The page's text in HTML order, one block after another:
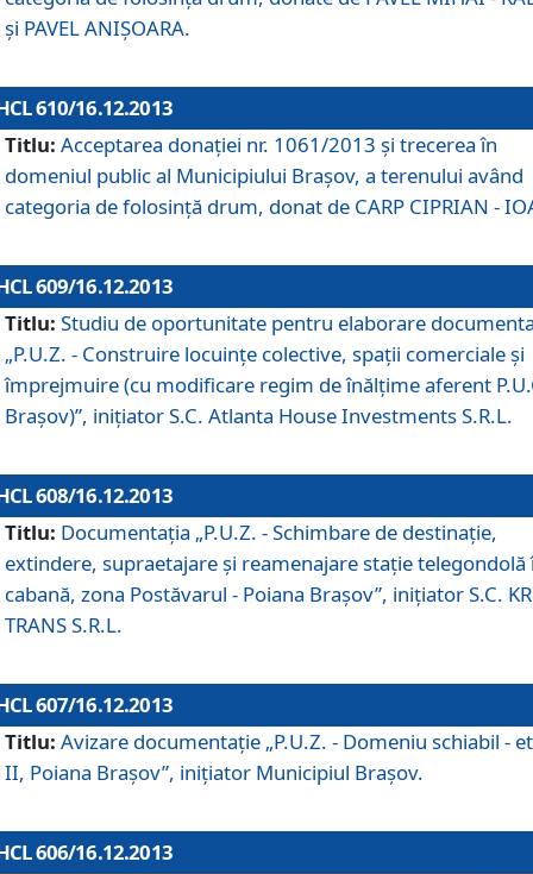
şi PAVEL ANIŞOARA.
610/16.12.2013
Titlu: Acceptarea donaţiei nr. 1061/2013 şi trecerea în
domeniul public al Municipiului Braşov, a terenului având
categoria de folosinţă drum, donat de CARP CIPRIAN -
609/16.12.2013
Titlu: Studiu de oportunitate pentru elaborare
„P.U.Z. - Construire locuinţe colective, spaţii comerciale şi
împrejmuire (cu modificare regim de înălţime aferent
Braşov)”, iniţiator S.C. Atlanta House Investments S.R.L.
608/16.12.2013
Titlu: Documentaţia „P.U.Z. - Schimbare de destinaţie,
extindere, supraetajare şi reamenajare staţie telegondolă
cabană, zona Postăvarul - Poiana Braşov”, iniţiator S.C.
TRANS S.R.L.
607/16.12.2013
Titlu: Avizare documentaţie „P.U.Z. - Domeniu schiabil -
II, Poiana Braşov”, iniţiator Municipiul Braşov.
606/16.12.2013